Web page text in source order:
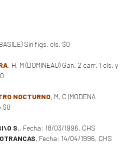
Sin figs. cls. $0
, H, M (DOMINEAU) Gan. 2 carr. 1 cls. y
NOCTURNO, M, C (MODENA
$0
S., Fecha: 18/03/1996, CHS
, Fecha: 14/04/1996, CHS